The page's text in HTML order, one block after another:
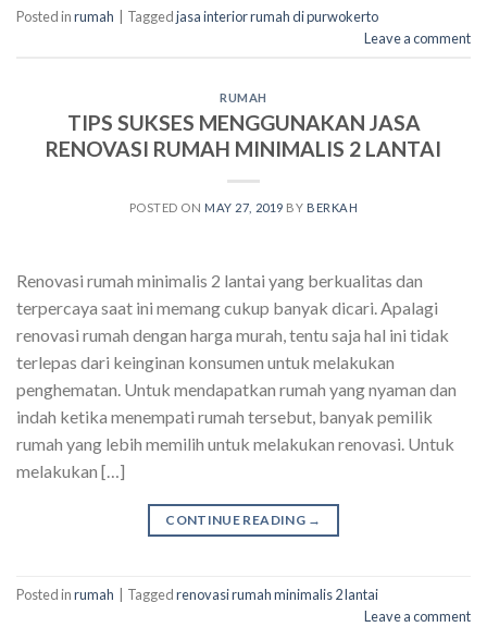
Posted inrumah Taggedjasa interior rumah di purwokerto
Leave a comment
RUMAH
TIPS SUKSES MENGGUNAKAN JASA
RENOVASI RUMAH MINIMALIS 2 LANTAI
POSTED ON MAY 27, 2019 BY BERKAH
Renovasi rumah minimalis 2 lantai yang berkualitas dan
terpercaya saat ini memang cukup banyak dicari. Apalagi
renovasi rumah dengan harga murah, tentu saja hal ini tidak
terlepas dari keinginan konsumen untuk melakukan
penghematan. Untuk mendapatkan rumah yang nyaman dan
indah ketika menempati rumah tersebut, banyak pemilik
rumah yang lebih memilih untuk melakukan renovasi. Untuk
melakukan […]
CONTINUE READING →
Posted inrumah Taggedrenovasi rumah minimalis 2 lantai
Leave a comment